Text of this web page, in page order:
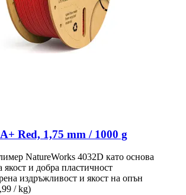
Red, 1,75 mm / 1000 g
NatureWorks 4032D като основа
якост и добра пластичност
издръжливост и якост на опън
/ kg)